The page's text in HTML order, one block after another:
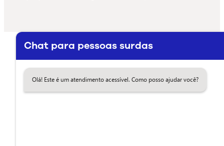
Chat para pessoas surdas
Olá! Este é um atendimento acessível. Como posso ajudar você?